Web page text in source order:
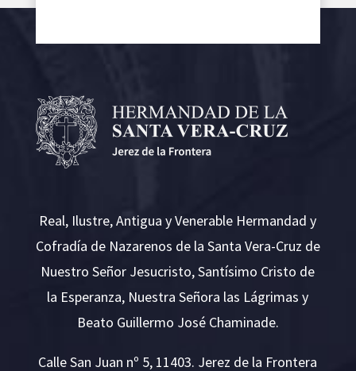
Real, Ilustre, Antigua y Venerable Hermandad y
Cofradía de Nazarenos de la Santa Vera-Cruz de
Nuestro Señor Jesucristo, Santísimo Cristo de
la Esperanza, Nuestra Señora las Lágrimas y
Beato Guillermo José Chaminade.
Calle San Juan nº 5, 11403. Jerez de la Frontera